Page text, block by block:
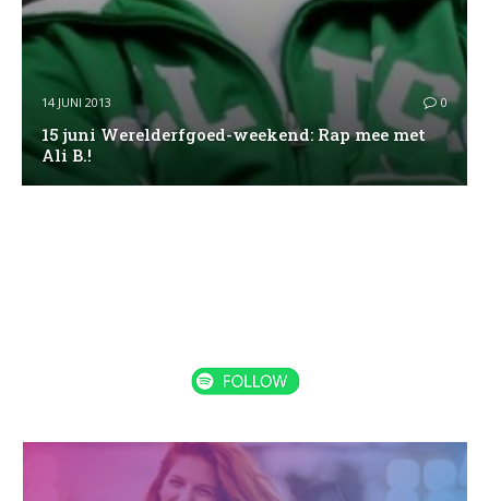
14 JUNI 2013 0
15 juni Werelderfgoed-weekend: Rap mee met
Ali B.!